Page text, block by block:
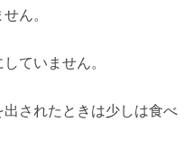
ん。
ていません。
されたときは少しは食べ